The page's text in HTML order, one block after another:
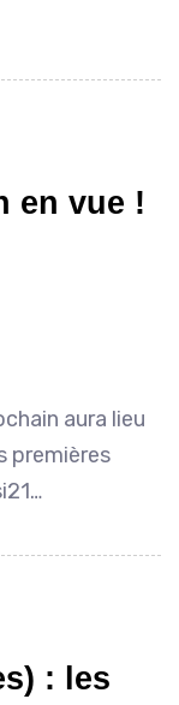
en vue !
aura lieu
premières
: les